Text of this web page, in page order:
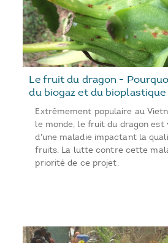
Le fruit du dragon -
du biogaz et du bioplastique
Extrêmement populaire au
le monde, le fruit du dragon est
d'une maladie impactant la
fruits. La lutte contre cette
priorité de ce projet.